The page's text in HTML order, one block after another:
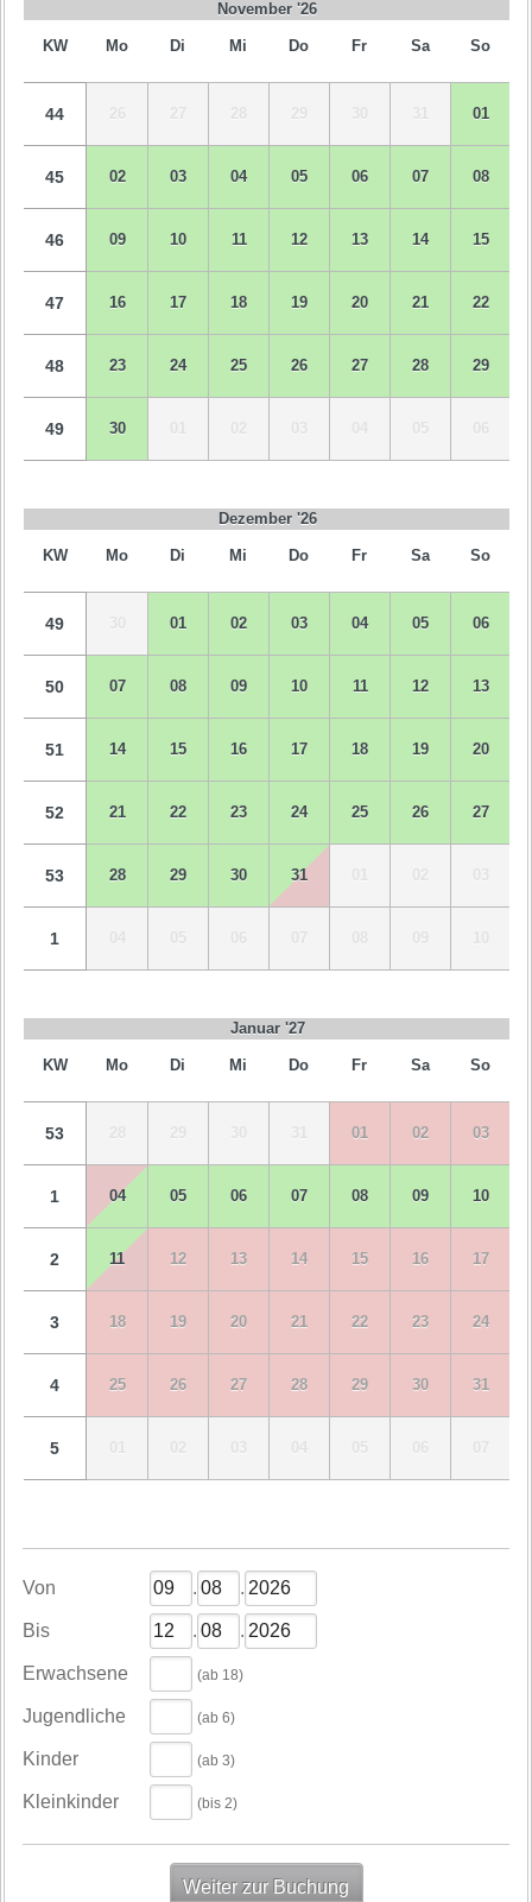
November '26
KW Mo Di Mi Do Fr Sa So
44 26 27 28 29 30 31 01
45 02 03 04 05 06 07 08
46 09 10 11 12 13 14 15
47 16 17 18 19 20 21 22
48 23 24 25 26 27 28 29
49 30 01 02 03 05 06
Dezember '26
KW Mo Di Mi Do Fr Sa So
49 30 01 02 03 04 05 06
50 07 08 09 10 11 12 13
51 14 15 16 17 18 19 20
52 21 22 23 24 25 26 27
53 28 29 30 31 01 02 03
1 05 06 09 10
Januar '27
KW Mo Di Mi Do Fr Sa So
53 28 29 30 31 01 02 03
1 04 05 06 07 08 09 10
2 11 12 13 14 15 16 17
3 18 19 20 21 22 23 24
4 25 26 27 28 29 30 31
5 01 02 03 05 06
Von . .
Bis . .
Erwachsene (ab 18)
Jugendliche (ab 6)
Kinder (ab 3)
Kleinkinder (bis 2)